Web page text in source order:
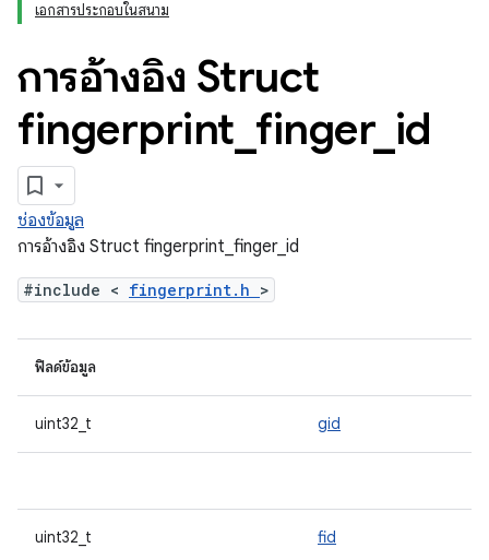
เอกสารประกอบในสนาม
การอ้างอิง Struct
fingerprint finger_ id
ช่องข้อมูล
การอ้างอิง Struct fingerprint_finger_id
#include < fingerprint.h >
ฟิลด์ข้อมูล
uint32_t gid
uint32_t fid